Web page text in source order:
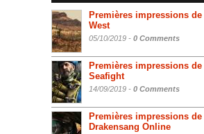
Premières impressions de
West
05/10/2019 - 0 Comments
Premières impressions de
Seafight
14/09/2019 - 0 Comments
Premières impressions de
Drakensang Online